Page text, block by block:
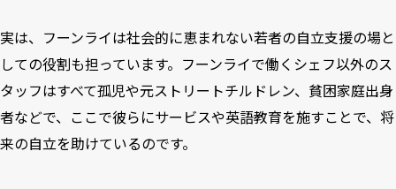
実は、フーンライは社会的に恵まれない若者の自立支援の場と
しての役割も担っています。フーンライで働くシェフ以外のス
タッフはすべて孤児や元ストリートチルドレン、貧困家庭出身
者などで、ここで彼らにサービスや英語教育を施すことで、将
来の自立を助けているのです。